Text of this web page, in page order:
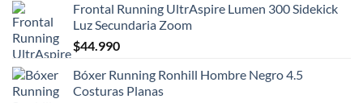
Frontal Running UltrAspire Lumen 300 Sidekick
Luz Secundaria Zoom
$44.990
Bóxer Running Ronhill Hombre Negro 4.5
Costuras Planas